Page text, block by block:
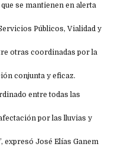
se mantienen en alerta
Públicos, Vialidad y
otras coordinadas por la
conjunta y eficaz.
entre todas las
por las lluvias y
expresó José Elías Ganem